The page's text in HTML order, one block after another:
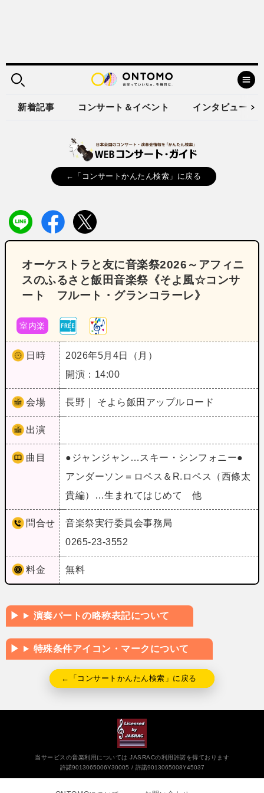
新着記事 コンサート＆イベント インタビュー
←「コンサートかんたん検索」に戻る
オーケストラと友に音楽祭2026～アフィニ
スのふるさと飯田音楽祭《そよ風☆コンサ
ート フルート・グランコラーレ》
室内楽
日時
2026年5月4日（月）
開演：14:00
会場 長野｜ そよら飯田アップルロード
出演
曲目
●ジャンジャン…スキー・シンフォニー●
アンダーソン＝ロペス＆R.ロペス（西條太
貴編）…生まれてはじめて 他
問合せ
音楽祭実行委員会事務局
0265-23-3552
料金 無料
演奏パートの略称表記について
特殊条件アイコン・マークについて
←「コンサートかんたん検索」に戻る
当サービスの音楽利用については JASRACの利用許諾を得ております
許諾9013065006Y30005
許諾9013065008Y45037